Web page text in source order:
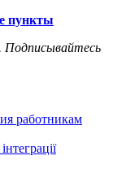
пункты
Подписывайтесь
работникам